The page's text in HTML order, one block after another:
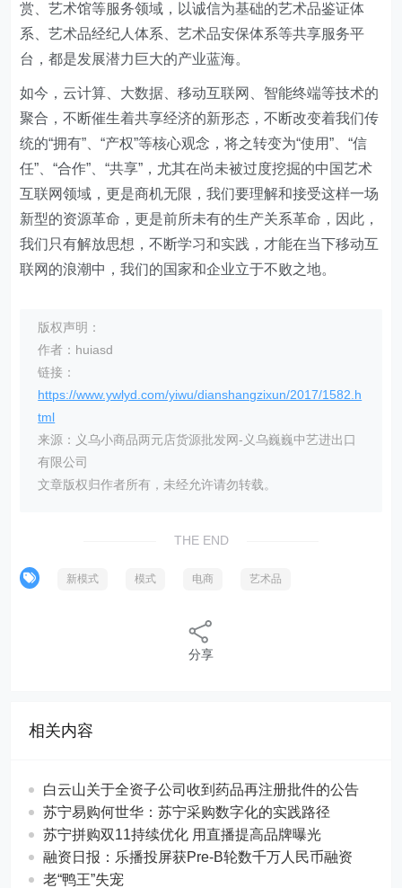
赏、艺术馆等服务领域，以诚信为基础的艺术品鉴证体
系、艺术品经纪人体系、艺术品安保体系等共享服务平
台，都是发展潜力巨大的产业蓝海。
如今，云计算、大数据、移动互联网、智能终端等技术的
聚合，不断催生着共享经济的新形态，不断改变着我们传
统的“拥有”、“产权”等核心观念，将之转变为“使用”、“信
任”、“合作”、“共享”，尤其在尚未被过度挖掘的中国艺术
互联网领域，更是商机无限，我们要理解和接受这样一场
新型的资源革命，更是前所未有的生产关系革命，因此，
我们只有解放思想，不断学习和实践，才能在当下移动互
联网的浪潮中，我们的国家和企业立于不败之地。
版权声明：
作者：huiasd
链接：
https://www.ywlyd.com/yiwu/dianshangzixun/2017/1582.h
tml
来源：义乌小商品两元店货源批发网-义乌巍巍中艺进出口
有限公司
文章版权归作者所有，未经允许请勿转载。
THE END
新模式 模式 电商 艺术品
分享
相关内容
白云山关于全资子公司收到药品再注册批件的公告
苏宁易购何世华：苏宁采购数字化的实践路径
苏宁拼购双11持续优化 用直播提高品牌曝光
融资日报：乐播投屏获Pre-B轮数千万人民币融资
老“鸭王”失宠